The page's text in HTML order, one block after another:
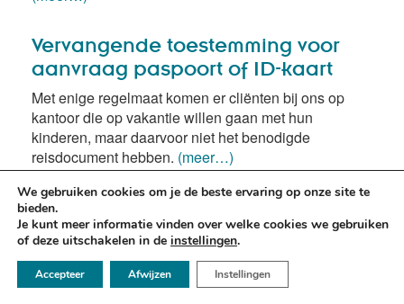
Vervangende toestemming voor
aanvraag paspoort of ID-kaart
Met enige regelmaat komen er cliënten bij ons op
kantoor die op vakantie willen gaan met hun
kinderen, maar daarvoor niet het benodigde
reisdocument hebben. (meer…)
✉ info@argusadvocaten.nl
We gebruiken cookies om je de beste ervaring op onze site te
bieden.
Je kunt meer informatie vinden over welke cookies we gebruiken
of deze uitschakelen in de instellingen.
Accepteer Afwijzen Instellingen